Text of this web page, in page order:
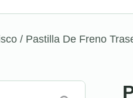
/ Pastilla De Freno